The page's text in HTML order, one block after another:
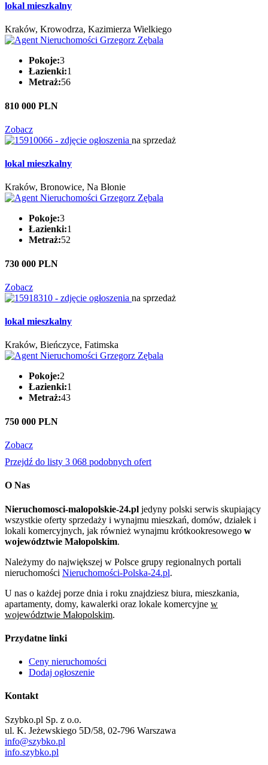
lokal mieszkalny
Kraków, Krowodrza, Kazimierza Wielkiego
Pokoje:3
Łazienki:1
Metraż:56
810 000 PLN
Zobacz
na sprzedaż
lokal mieszkalny
Kraków, Bronowice, Na Błonie
Pokoje:3
Łazienki:1
Metraż:52
730 000 PLN
Zobacz
na sprzedaż
lokal mieszkalny
Kraków, Bieńczyce, Fatimska
Pokoje:2
Łazienki:1
Metraż:43
750 000 PLN
Zobacz
Przejdź do listy 3 068 podobnych ofert
O Nas
Nieruchomosci-malopolskie-24.pl jedyny polski serwis skupiający
wszystkie oferty sprzedaży i wynajmu mieszkań, domów, działek i
lokali komercyjnych, jak również wynajmu krótkookresowego w
województwie Małopolskim.
Należymy do największej w Polsce grupy regionalnych portali
nieruchomości Nieruchomości-Polska-24.pl.
U nas o każdej porze dnia i roku znajdziesz biura, mieszkania,
apartamenty, domy, kawalerki oraz lokale komercyjne w
województwie Małopolskim.
Przydatne linki
Ceny nieruchomości
Dodaj ogłoszenie
Kontakt
Szybko.pl Sp. z o.o.
ul. K. Jeżewskiego 5D/58, 02-796 Warszawa
info@szybko.pl
info.szybko.pl